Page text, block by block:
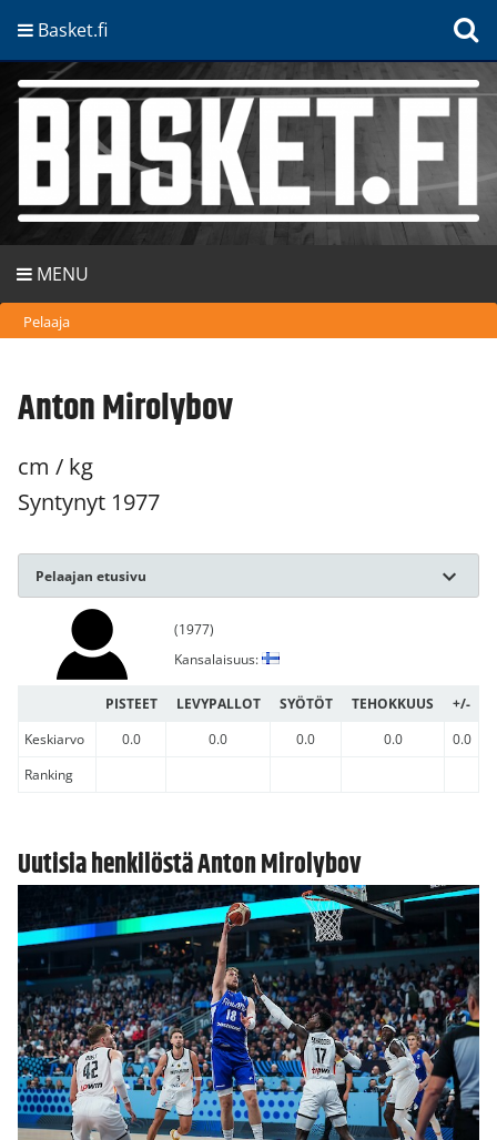
Basket.fi
MENU
Pelaaja
Anton Mirolybov
cm / kg
Syntynyt 1977
Pelaajan etusivu
(1977)
Kansalaisuus:
PISTEET LEVYPALLOT SYÖTÖT TEHOKKUUS
+/-
Keskiarvo
0.0 0.0 0.0 0.0
0.0
Ranking
Uutisia henkilöstä Anton Mirolybov